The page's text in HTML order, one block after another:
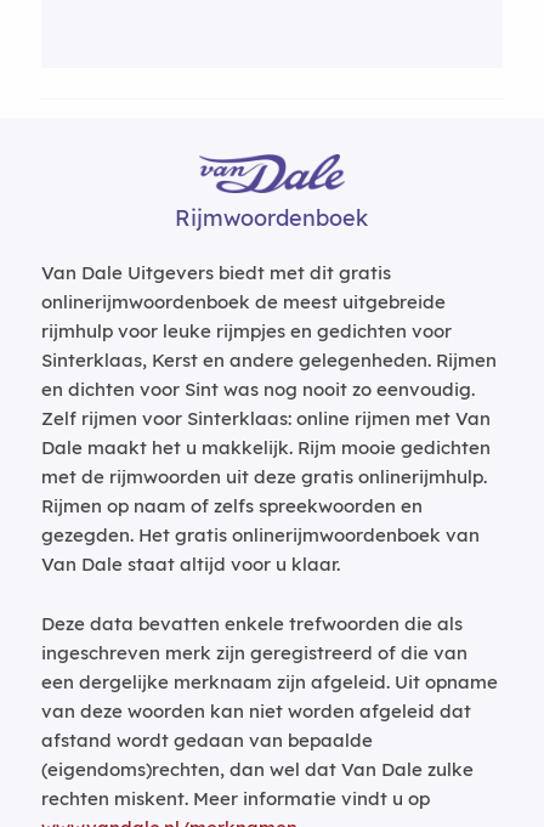
Rijmwoordenboek
Van Dale Uitgevers biedt met dit gratis
onlinerijmwoordenboek de meest uitgebreide
rijmhulp voor leuke rijmpjes en gedichten voor
Sinterklaas, Kerst en andere gelegenheden. Rijmen
en dichten voor Sint was nog nooit zo eenvoudig.
Zelf rijmen voor Sinterklaas: online rijmen met Van
Dale maakt het u makkelijk. Rijm mooie gedichten
met de rijmwoorden uit deze gratis onlinerijmhulp.
Rijmen op naam of zelfs spreekwoorden en
gezegden. Het gratis onlinerijmwoordenboek van
Van Dale staat altijd voor u klaar.
Deze data bevatten enkele trefwoorden die als
ingeschreven merk zijn geregistreerd of die van
een dergelijke merknaam zijn afgeleid. Uit opname
van deze woorden kan niet worden afgeleid dat
afstand wordt gedaan van bepaalde
(eigendoms)rechten, dan wel dat Van Dale zulke
rechten miskent. Meer informatie vindt u op